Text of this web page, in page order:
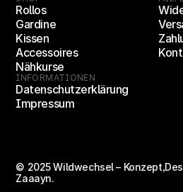
Rollos
Gardine
Kissen
Accessoires
Nähkurse
INFORMATIONEN
Datenschutzerklärung
Impressum
© 2025 Wildwechsel –
Zaaayn.